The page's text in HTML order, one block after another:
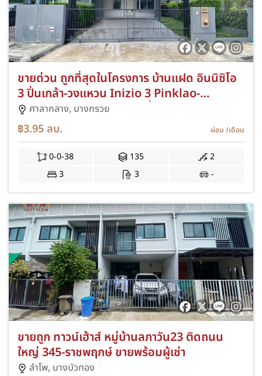
ขายด่วน ถูกที่สุดในโครงการ บ้านแฝด อินนิซิโอ
3 ปิ่นเกล้า-วงแหวน Inizio 3 Pinklao-
Wongwaen ซอยวัดส้มเกลี้ยง บ้านอยู่ซอยแรก
จากหน้าหมู่บ้าน ต่อเติมที่จอดรถและหลังคาหลัง
บ้าน
ศาลากลาง, บางกรวย
฿3.95ลบ. ผ่อน /เดือน
0-0-38 135
2
3
3 -
ขายถูก ทาวน์เฮ้าส์ หมู่บ้านลภาวัน23 ติดถนน
ใหญ่ 345-ราชพฤกษ์ ขายพร้อมผู้เช่า
ลำโพ, บางบัวทอง